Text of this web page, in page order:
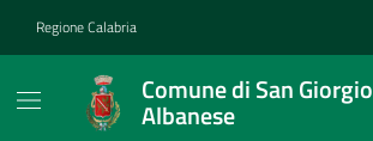
Regione Calabria
Comune di San Giorgio
Albanese